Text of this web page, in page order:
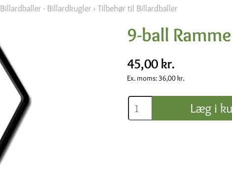
Billardballer - Billardkugler › Tilbehør til Billardballer
9-ball
45,00 kr.
Ex. moms: 36,00 kr.
Læg i